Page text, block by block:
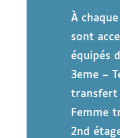
À
sont
équipés
3eme –
transfert
Femme
2nd